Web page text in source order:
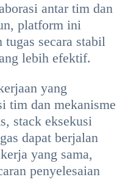
antar tim dan
platform ini
tugas secara stabil
lebih efektif.
yang
tim dan mekanisme
stack eksekusi
dapat berjalan
yang sama,
penyelesaian